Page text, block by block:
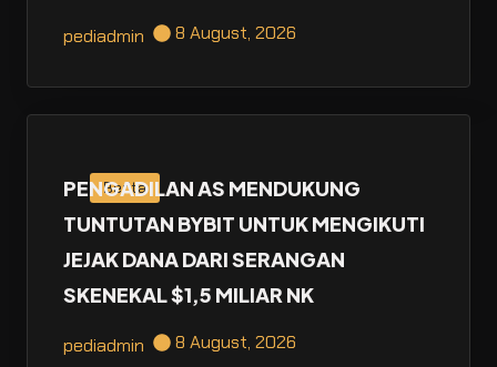
pediadmin 8 August, 2026
Berita
PENGADILAN AS MENDUKUNG
TUNTUTAN BYBIT UNTUK MENGIKUTI
JEJAK DANA DARI SERANGAN
SKENEKAL $1,5 MILIAR NK
pediadmin 8 August, 2026